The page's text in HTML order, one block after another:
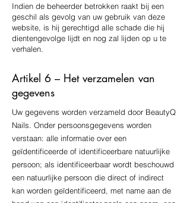
Indien de beheerder betrokken raakt bij een
geschil als gevolg van uw gebruik van deze
website, is hij gerechtigd alle schade die hij
dientengevolge lijdt en nog zal lijden op u te
verhalen.
Artikel 6 – Het verzamelen van
gegevens
Uw gegevens worden verzameld door BeautyQ
Nails. Onder persoonsgegevens worden
verstaan: alle informatie over een
geïdentificeerde of identificeerbare natuurlijke
persoon; als identificeerbaar wordt beschouwd
een natuurlijke persoon die direct of indirect
kan worden geïdentificeerd, met name aan de